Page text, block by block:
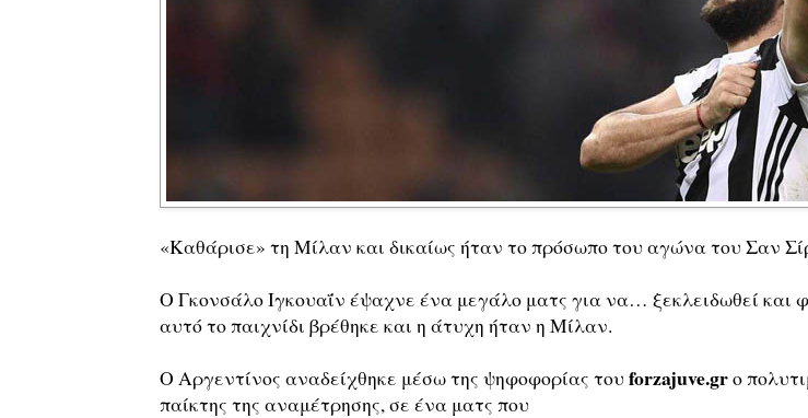
«Καθάρισε» τη Μίλαν και δικαίως ήταν το πρόσωπο του αγώνα του Σαν
Ο Γκονσάλο Ιγκουαΐν έψαχνε ένα μεγάλο ματς για να… ξεκλειδωθεί και
αυτό το παιχνίδι βρέθηκε και η άτυχη ήταν η Μίλαν.
Ο Αργεντίνος αναδείχθηκε μέσω της ψηφοφορίας του forzajuve.grο
παίκτης της αναμέτρησης, σε ένα ματς που